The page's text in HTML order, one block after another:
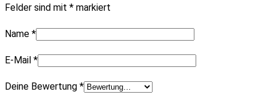
Felder sind mit * markiert
Name *
E-Mail *
Deine Bewertung *